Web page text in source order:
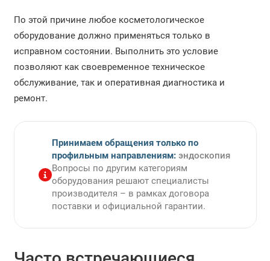
Обслуживание УЗИ аппарата
По этой причине любое косметологическое
оборудование должно применяться только в
исправном состоянии. Выполнить это условие
позволяют как своевременное техническое
обслуживание, так и оперативная диагностика и
ремонт.
Принимаем обращения только по
профильным направлениям: эндоскопия
Вопросы по другим категориям
оборудования решают специалисты
производителя – в рамках договора
поставки и официальной гарантии.